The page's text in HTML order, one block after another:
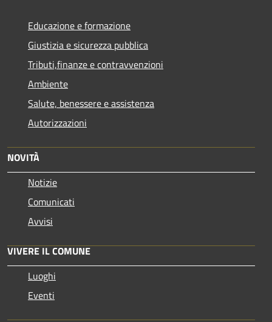
Educazione e formazione
Giustizia e sicurezza pubblica
Tributi,finanze e contravvenzioni
Ambiente
Salute, benessere e assistenza
Autorizzazioni
NOVITÀ
Notizie
Comunicati
Avvisi
VIVERE IL COMUNE
Luoghi
Eventi